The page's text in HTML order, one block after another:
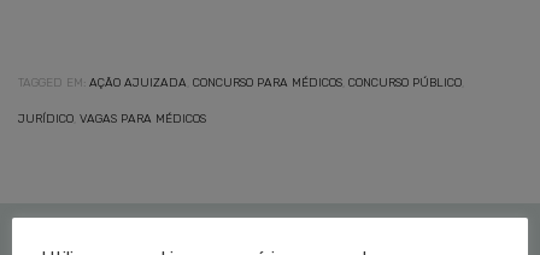
TAGGED EM: AÇÃO AJUIZADA CONCURSO PARA MÉDICOS CONCURSO PÚBLICO
JURÍDICO VAGAS PARA MÉDICOS